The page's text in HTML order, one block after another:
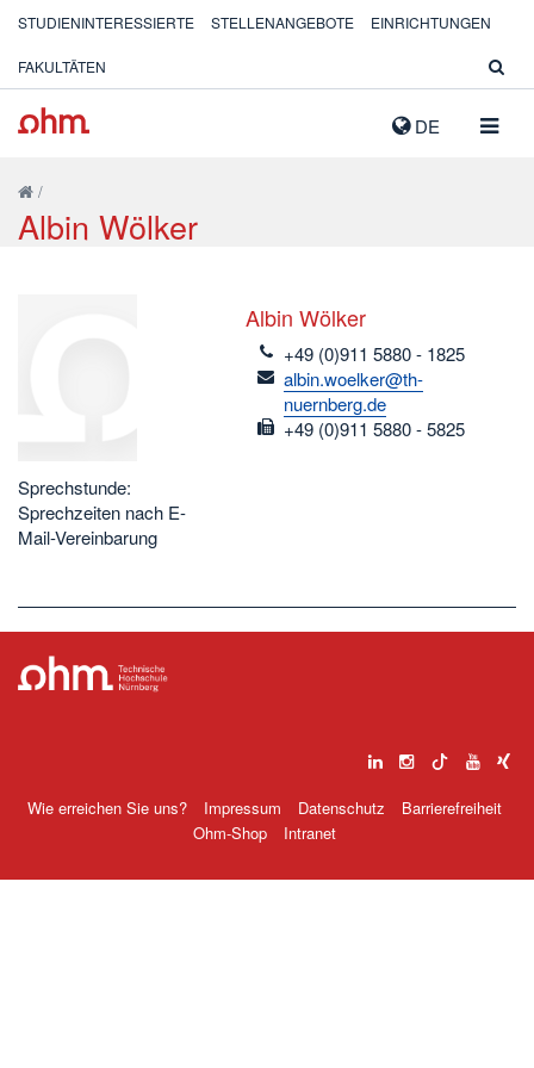
DE
STUDIENINTERESSIERTE STELLENANGEBOTE EINRICHTUNGEN
FAKULTÄTEN
/
Albin Wölker
Sprechstunde:
Sprechzeiten nach E-
Mail-Vereinbarung
Albin Wölker
telefon
+49 (0)911 5880 - 1825
email
albin.woelker@th-
nuernberg.de
fax
+49 (0)911 5880 - 5825
Wie erreichen Sie uns? Impressum Datenschutz
Barrierefreiheit
Ohm-Shop
Intranet